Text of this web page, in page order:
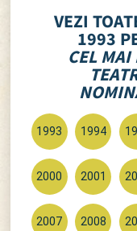
VEZI
1993
CEL MAI
1993 1994
2000 2001
2007 2008